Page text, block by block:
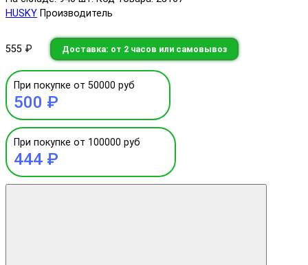
HUSKY Производитель
555 ₽ Доставка: от 2 часов или самовывоз
При покупке от 50000 руб
500 ₽
При покупке от 100000 руб
444 ₽